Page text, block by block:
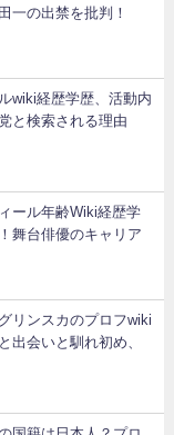
一の出禁を批判！
wiki経歴学歴、活動内
と検索される理由
ール年齢Wiki経歴学
舞台俳優のキャリア
リンスカのプロフwiki
出会いと馴れ初め、